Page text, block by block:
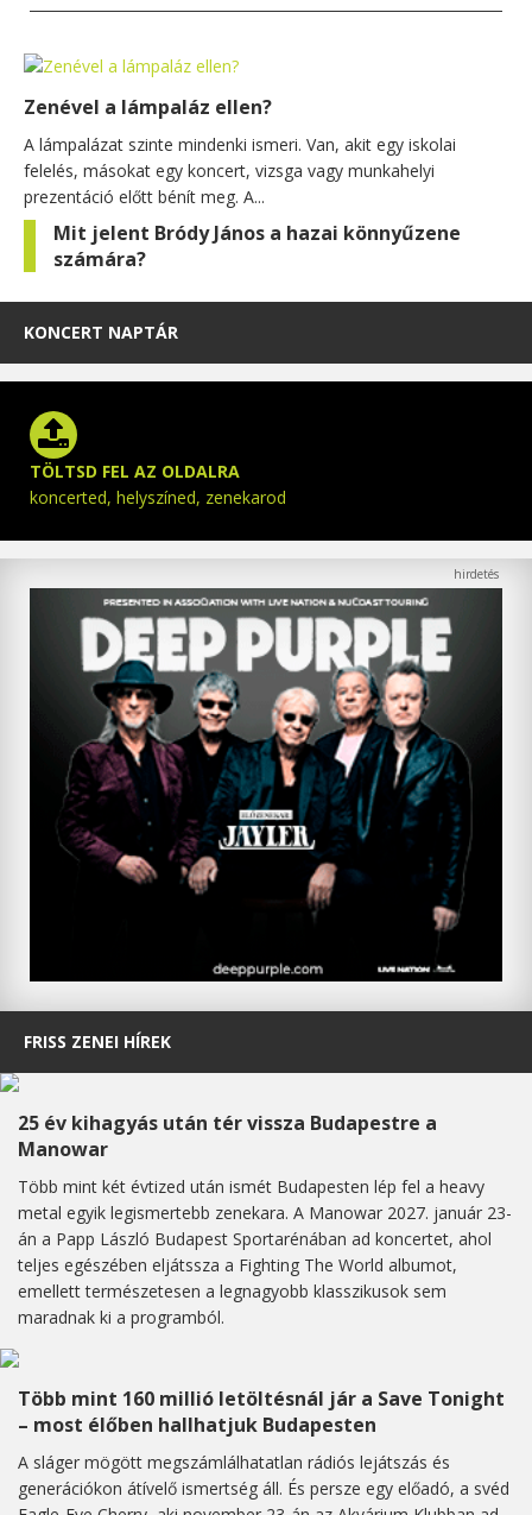
Zenével a lámpaláz ellen?
A lámpalázat szinte mindenki ismeri. Van, akit egy iskolai
felelés, másokat egy koncert, vizsga vagy munkahelyi
prezentáció előtt bénít meg. A...
Mit jelent Bródy János a hazai könnyűzene
számára?
KONCERT NAPTÁR
TÖLTSD FEL AZ OLDALRA
koncerted, helyszíned, zenekarod
FRISS ZENEI HÍREK
25 év kihagyás után tér vissza Budapestre a
Manowar
Több mint két évtized után ismét Budapesten lép fel a heavy
metal egyik legismertebb zenekara. A Manowar 2027. január 23-
án a Papp László Budapest Sportarénában ad koncertet, ahol
teljes egészében eljátssza a Fighting The World albumot,
emellett természetesen a legnagyobb klasszikusok sem
maradnak ki a programból.
Több mint 160 millió letöltésnál jár a Save Tonight
– most élőben hallhatjuk Budapesten
A sláger mögött megszámlálhatatlan rádiós lejátszás és
generációkon átívelő ismertség áll. És persze egy előadó, a svéd